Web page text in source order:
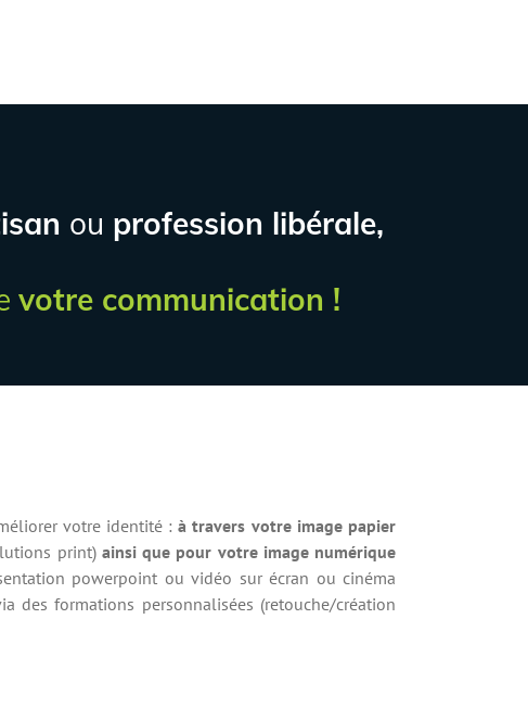
ou profession libérale,
votre communication !
votre identité : à travers votre image papier
print)ainsi que pour votre image numérique
powerpoint ou vidéo sur écran ou cinéma
des formations personnalisées (retouche/création